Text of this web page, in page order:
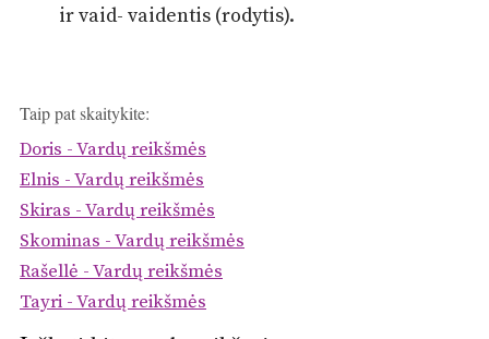
ir vaid- vaidentis (rodytis).
Taip pat skaitykite:
Doris - Vardų reikšmės
Elnis - Vardų reikšmės
Skiras - Vardų reikšmės
Skominas - Vardų reikšmės
Rašellė - Vardų reikšmės
Tayri - Vardų reikšmės